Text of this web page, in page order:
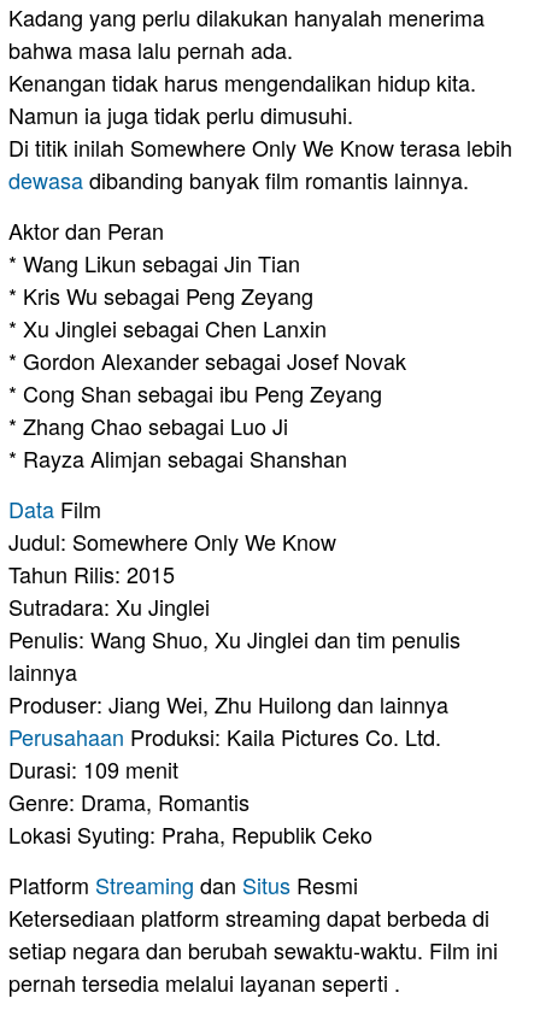
Kadang yang perlu dilakukan hanyalah menerima
bahwa masa lalu pernah ada.
Kenangan tidak harus mengendalikan hidup kita.
Namun ia juga tidak perlu dimusuhi.
Di titik inilah Somewhere Only We Know terasa lebih
dewasadibanding banyak film romantis lainnya.
Aktor dan Peran
* Wang Likun sebagai Jin Tian
* Kris Wu sebagai Peng Zeyang
* Xu Jinglei sebagai Chen Lanxin
* Gordon Alexander sebagai Josef Novak
* Cong Shan sebagai ibu Peng Zeyang
* Zhang Chao sebagai Luo Ji
* Rayza Alimjan sebagai Shanshan
Data Film
Judul: Somewhere Only We Know
Tahun Rilis: 2015
Sutradara: Xu Jinglei
Penulis: Wang Shuo, Xu Jinglei dan tim penulis
lainnya
Produser: Jiang Wei, Zhu Huilong dan lainnya
Perusahaan Produksi: Kaila Pictures Co. Ltd.
Durasi: 109 menit
Genre: Drama, Romantis
Lokasi Syuting: Praha, Republik Ceko
Platform Streaming dan Situs Resmi
Ketersediaan platform streaming dapat berbeda di
setiap negara dan berubah sewaktu-waktu. Film ini
pernah tersedia melalui layanan seperti .